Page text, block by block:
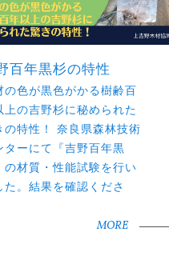
百年黒杉の特性
の色が黒色がかる樹齢百
上の吉野杉に秘められた
の特性！ 奈良県森林技術
ターにて『吉野百年黒
の材質・性能試験を行い
た。結果を確認くださ
MORE